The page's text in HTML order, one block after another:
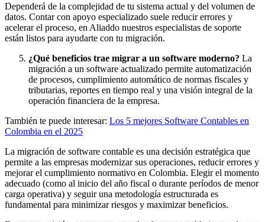
Dependerá de la complejidad de tu sistema actual y del volumen de
datos. Contar con apoyo especializado suele reducir errores y
acelerar el proceso, en Aliaddo nuestros especialistas de soporte
están listos para ayudarte con tu migración.
¿Qué beneficios trae migrar a un software moderno? La
migración a un software actualizado permite automatización
de procesos, cumplimiento automático de normas fiscales y
tributarias, reportes en tiempo real y una visión integral de la
operación financiera de la empresa.
También te puede interesar: Los 5 mejores Software Contables en
Colombia en el 2025
La migración de software contable es una decisión estratégica que
permite a las empresas modernizar sus operaciones, reducir errores y
mejorar el cumplimiento normativo en Colombia. Elegir el momento
adecuado (como al inicio del año fiscal o durante períodos de menor
carga operativa) y seguir una metodología estructurada es
fundamental para minimizar riesgos y maximizar beneficios.